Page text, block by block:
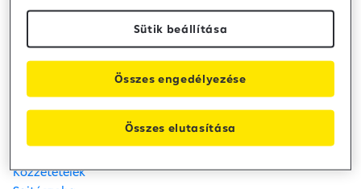
Közzététel
Raiffeisen Bank
Kapcsolat
Telefon: +36 80 488 588
Fiók- és ATM kereső
Közzétételek
Sütik beállítása
Összes elutasítása
Összes engedélyezése